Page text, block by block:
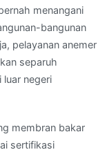
menangani
bangunan
pelayanan anemer
separuh
luar negeri
membran bakar
sertifikasi